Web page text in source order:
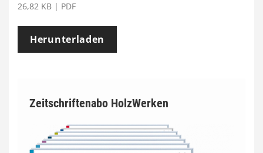
26,82 KB | PDF
Herunterladen
Zeitschriftenabo HolzWerken